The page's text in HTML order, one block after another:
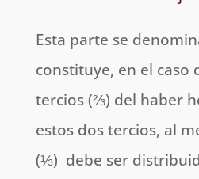
Esta parte se
constituye, en el caso
tercios (⅔) del haber
estos dos tercios, al
(⅓) debe ser